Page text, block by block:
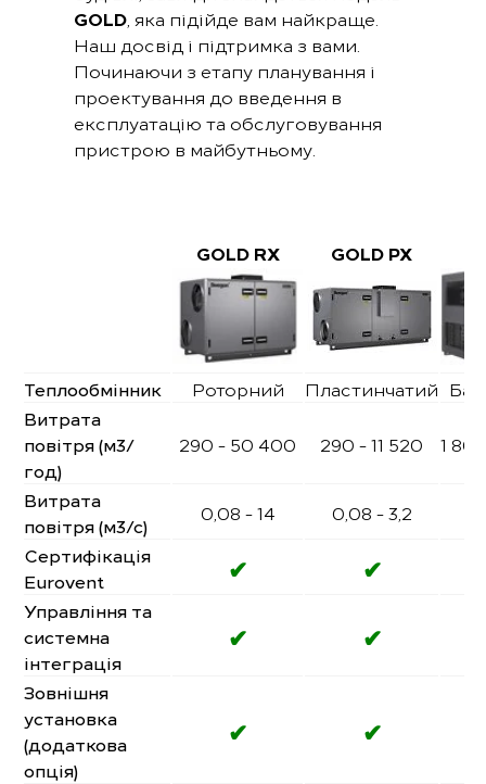
GOLD, яка підійде вам найкраще.
Наш досвід і підтримка з вами.
Починаючи з етапу планування і
проектування до введення в
експлуатацію та обслуговування
пристрою в майбутньому.
GOLD RX GOLD PX
Теплообмінник Роторний Пластинчатий
Витрата
повітря (м3/
год)
290 - 50 400 290 - 11 520 1
Витрата
повітря (м3/с)
0,08 - 14 0,08 - 3,2
Сертифікація
Eurovent
✔ ✔
Управління та
системна
інтеграція
✔ ✔
Зовнішня
установка
(додаткова
опція)
✔ ✔